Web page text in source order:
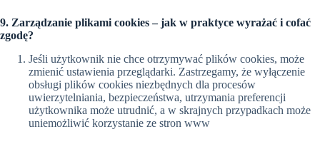
9. Zarządzanie plikami cookies – jak w praktyce wyrażać i cofać
zgodę?
Jeśli użytkownik nie chce otrzymywać plików cookies, może
zmienić ustawienia przeglądarki. Zastrzegamy, że wyłączenie
obsługi plików cookies niezbędnych dla procesów
uwierzytelniania, bezpieczeństwa, utrzymania preferencji
użytkownika może utrudnić, a w skrajnych przypadkach może
uniemożliwić korzystanie ze stron www